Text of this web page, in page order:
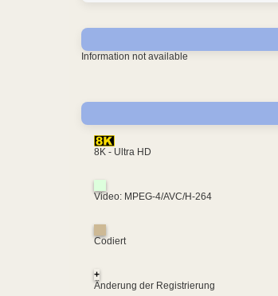
Information not available
8K - Ultra HD
Video: MPEG-4/AVC/H-264
Codiert
+
Änderung der Registrierung